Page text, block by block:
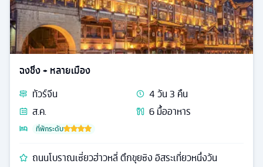
ฉงชิ่ง + หลายเมือง
ทัวร์จีน 4วัน3 คืน
ส.ค.
6มื้ออาหาร
ที่พักระดับ
ถนนโบราณเซี่ยวฮ่าวหลี่ ตึกขุยซิง อิสระเที่ยวหนึ่งวัน